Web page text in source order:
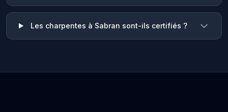
Les charpentes à Sabran sont-ils certifiés ?